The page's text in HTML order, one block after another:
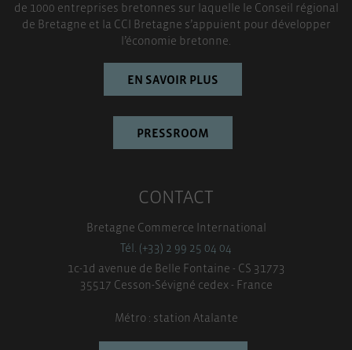
de 1000 entreprises bretonnes sur laquelle le Conseil régional
de Bretagne et la CCI Bretagne s’appuient pour développer
l’économie bretonne.
EN SAVOIR PLUS
PRESSROOM
CONTACT
Bretagne Commerce International
Tél. (+33) 2 99 25 04 04
1c-1d avenue de Belle Fontaine - CS 31773
35517 Cesson-Sévigné cedex - France
Métro : station Atalante